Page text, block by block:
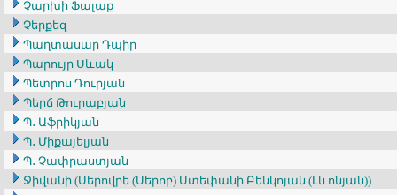
Չարխի Ֆալաք
Չերքեզ
Պաղտասար Դպիր
Պարույր Սևակ
Պետրոս Դուրյան
Պերճ Թուրաբյան
Պ․ Աֆրիկյան
Պ․ Միքայելյան
Պ․ Չափրաստյան
Ջիվանի (Սերովբե (Սերոբ) Ստեփանի Բենկոյան (Լևոնյան))